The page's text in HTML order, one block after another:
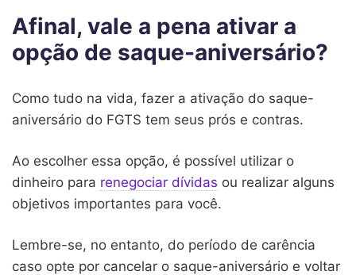
Afinal, vale a pena ativar a
opção de saque-aniversário?
Como tudo na vida, fazer a ativação do saque-
aniversário do FGTS tem seus prós e contras.
Ao escolher essa opção, é possível utilizar o
dinheiro para renegociar dívidas ou realizar alguns
objetivos importantes para você.
Lembre-se, no entanto, do período de carência
caso opte por cancelar o saque-aniversário e voltar